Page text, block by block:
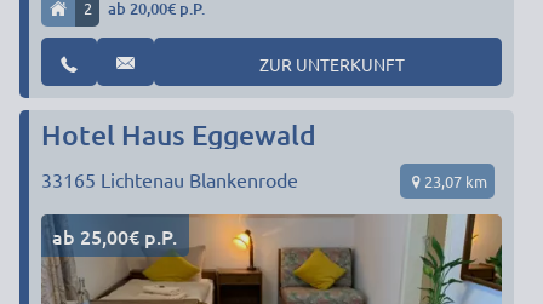
2 ab 20,00€ p.P.
ZUR UNTERKUNFT
Hotel Haus Eggewald
33165 Lichtenau Blankenrode 23,07 km
ab 25,00€ p.P.